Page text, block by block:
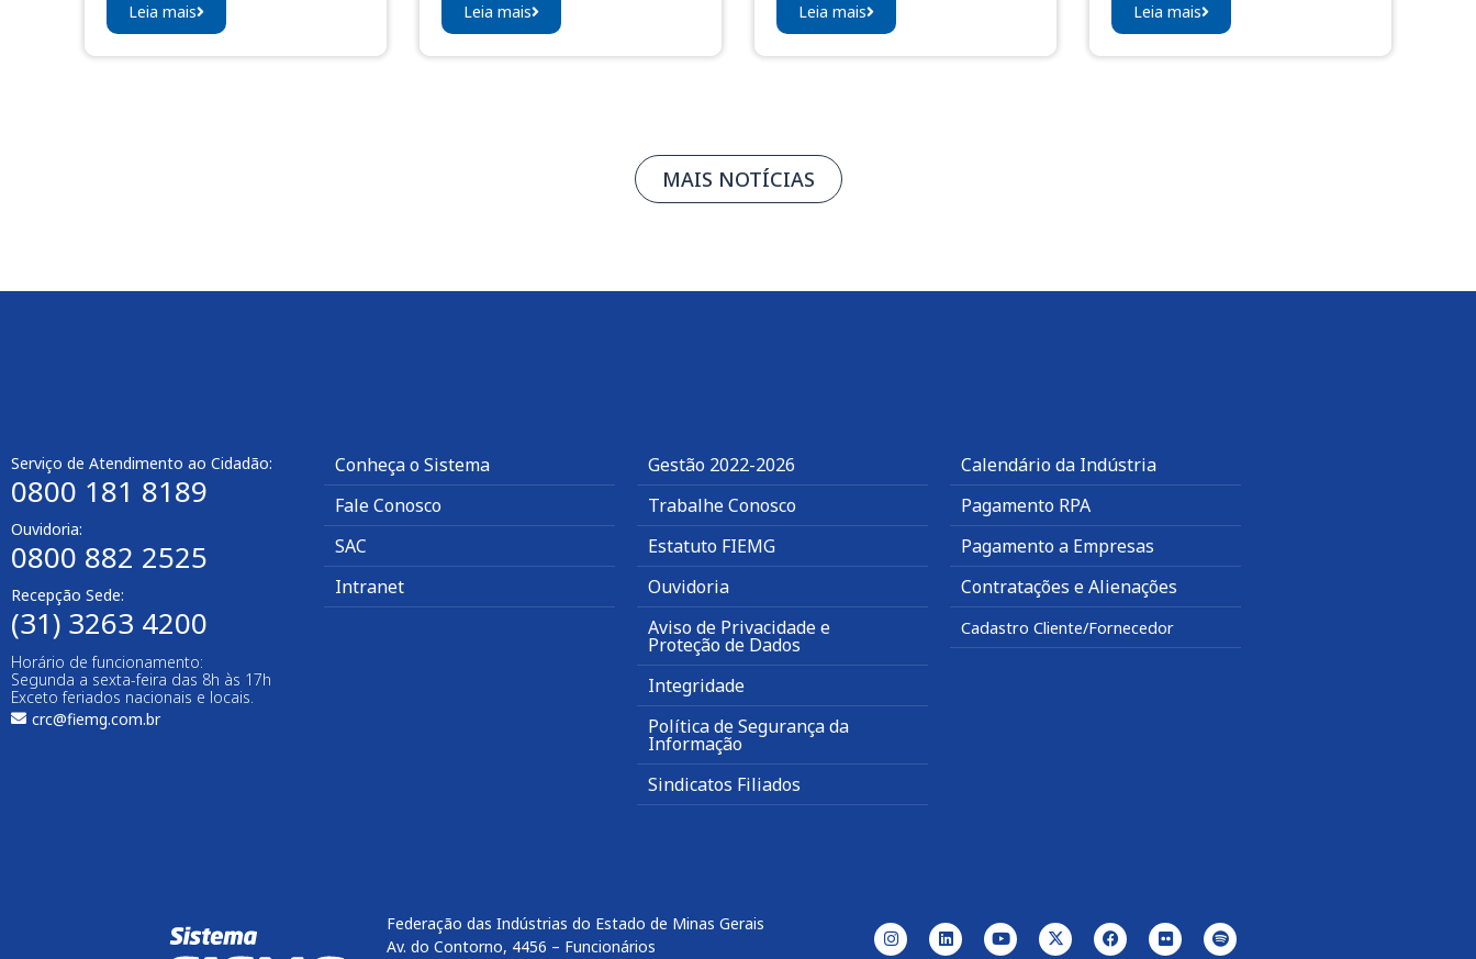
Leia mais Leia mais Leia mais Leia mais
MAIS NOTÍCIAS
Serviço de Atendimento ao Cidadão:
0800 181 8189
Ouvidoria:
0800 882 2525​
Recepção Sede:
(31) 3263 4200
Horário de funcionamento:
Segunda a sexta-feira das 8h às 17h
Exceto feriados nacionais e locais.
crc@fiemg.com.br
Conheça o Sistema
Fale Conosco
SAC
Intranet
Gestão 2022-2026
Trabalhe Conosco
Estatuto FIEMG
Ouvidoria
Aviso de Privacidade e
Proteção de Dados
Integridade
Política de Segurança da
Informação
Sindicatos Filiados
Calendário da Indústria
Pagamento RPA
Pagamento a Empresas
Contratações e Alienações
Cadastro Cliente/Fornecedor
Federação das Indústrias do Estado de Minas Gerais
Av. do Contorno, 4456 – Funcionários